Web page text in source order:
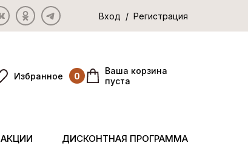
Вход / Регистрация
Избранное 0
Ваша корзина
пуста
АКЦИИ ДИСКОНТНАЯ ПРОГРАММА